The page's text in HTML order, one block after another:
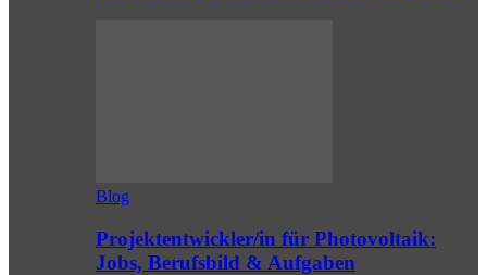
Blog
Projektentwickler/in für Photovoltaik:
Jobs, Berufsbild & Aufgaben